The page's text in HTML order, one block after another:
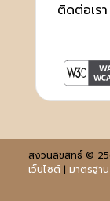
ติดต่อเรา
สงวนลิขสิทธิ์ ©
เว็บไซต์| มาตรฐาน